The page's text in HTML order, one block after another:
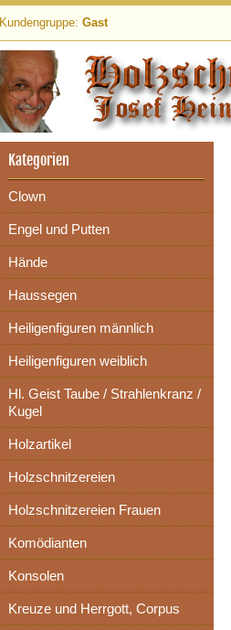
Kundengruppe: Gast
Kategorien
Clown
Engel und Putten
Hände
Haussegen
Heiligenfiguren männlich
Heiligenfiguren weiblich
Hl. Geist Taube / Strahlenkranz /
Kugel
Holzartikel
Holzschnitzereien
Holzschnitzereien Frauen
Komödianten
Konsolen
Kreuze und Herrgott, Corpus